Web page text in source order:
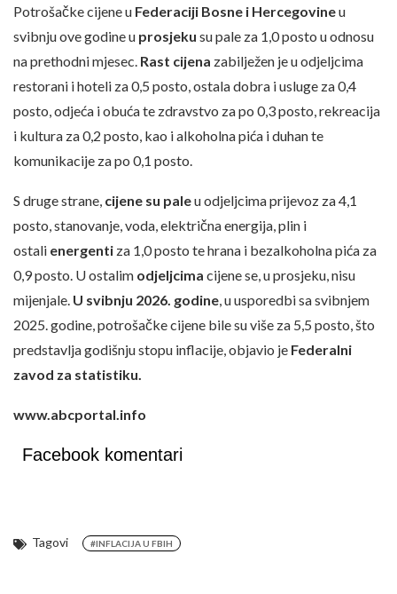
Potrošačke cijene u Federaciji Bosne i Hercegovineu
svibnju ove godine u prosjeku su pale za 1,0 posto u odnosu
na prethodni mjesec. Rast cijena zabilježen je u odjeljcima
restorani i hoteli za 0,5 posto, ostala dobra i usluge za 0,4
posto, odjeća i obuća te zdravstvo za po 0,3 posto, rekreacija
i kultura za 0,2 posto, kao i alkoholna pića i duhan te
komunikacije za po 0,1 posto.
S druge strane, cijene su paleu odjeljcima prijevoz za 4,1
posto, stanovanje, voda, električna energija, plin i
ostali energenti za 1,0 posto te hrana i bezalkoholna pića za
0,9 posto. U ostalim odjeljcima cijene se, u prosjeku, nisu
mijenjale. U svibnju 2026. godine, u usporedbi sa svibnjem
2025. godine, potrošačke cijene bile su više za 5,5 posto, što
predstavlja godišnju stopu inflacije, objavio je Federalni
zavod za statistiku.
www.abcportal.info
Facebook komentari
Tagovi #INFLACIJA U FBIH